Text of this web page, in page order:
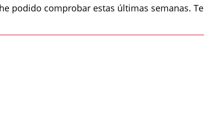
podido comprobar estas últimas semanas. Te